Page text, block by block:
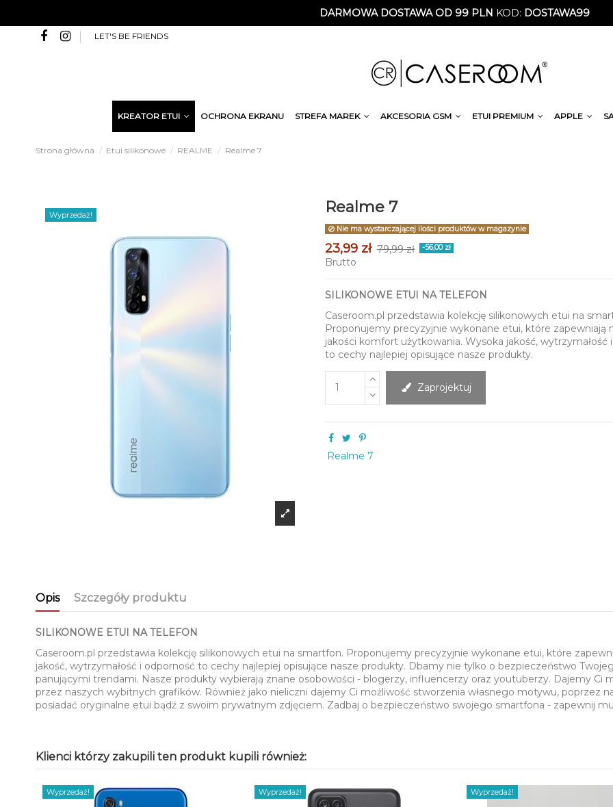
DARMOWA DOSTAWA OD 99 PLN KOD: DOSTAWA99
LET'S BE FRIENDS
KREATOR ETUI OCHRONA EKRANU STREFA MAREK AKCESORIA GSM ETUI PREMIUM APPLE
Strona główna Etui silikonowe REALME Realme 7
Wyprzedaż! Realme 7
Nie ma wystarczającej ilości produktów w magazynie
23,99 zł 79,99 zł -56,00 zł
Brutto
SILIKONOWE ETUI NA TELEFON
Caseroom.pl przedstawia kolekcję silikonowych etui na
Proponujemy precyzyjnie wykonane etui, które zapewniają
jakości komfort użytkowania. Wysoka jakość, wytrzymałość
to cechy najlepiej opisujące nasze produkty.
Zaprojektuj
Realme 7
Opis Szczegóły produktu
SILIKONOWE ETUI NA TELEFON
Caseroom.pl przedstawia kolekcję silikonowych etui na smartfon. Proponujemy precyzyjnie wykonane etui, które
jakość, wytrzymałość i odporność to cechy najlepiej opisujące nasze produkty. Dbamy nie tylko o bezpieczeństwo
panującymi trendami. Nasze produkty wybierają znane osobowości - blogerzy, influencerzy oraz youtuberzy. Dajemy
przez naszych wybitnych grafików. Również jako nieliczni dajemy Ci możliwość stworzenia własnego motywu, poprzez
posiadać oryginalne etui bądź z swoim prywatnym zdjęciem. Zadbaj o bezpieczeństwo swojego smartfona - zapewnij
Klienci którzy zakupili ten produkt kupili również:
Wyprzedaż! Wyprzedaż! Wyprzedaż!